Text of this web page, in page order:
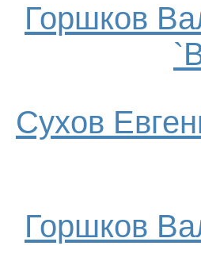
Горшков
Сухов
Горшков